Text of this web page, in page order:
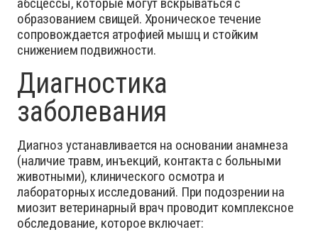
образованием свищей. Хроническое течение
сопровождается атрофией мышц и стойким
снижением подвижности.
Диагностика
заболевания
Диагноз устанавливается на основании анамнеза
(наличие травм, инъекций, контакта с больными
животными), клинического осмотра и
лабораторных исследований. При подозрении на
миозит ветеринарный врач проводит комплексное
обследование, которое включает: